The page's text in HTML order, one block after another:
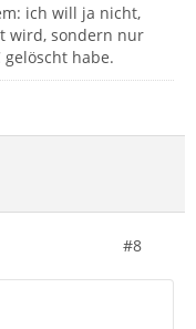
ich will ja nicht,
wird, sondern nur
habe.
#8